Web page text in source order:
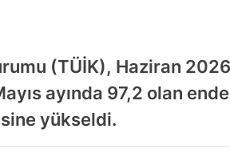
Aydın
Bilecik
(TÜİK), Haziran
ayında 97,2 olan
yükseldi.